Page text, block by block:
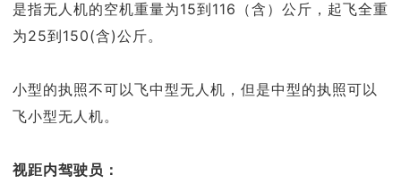
是指无人机的空机重量为15到116（含）公斤，起飞全重
为25到150(含)公斤。
小型的执照不可以飞中型无人机，但是中型的执照可以
飞小型无人机。
视距内驾驶员：